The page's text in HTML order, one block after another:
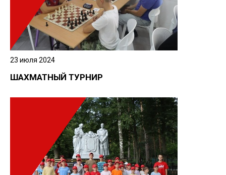
23 июля 2024
ШАХМАТНЫЙ ТУРНИР